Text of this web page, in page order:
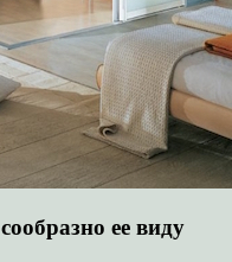
ее виду